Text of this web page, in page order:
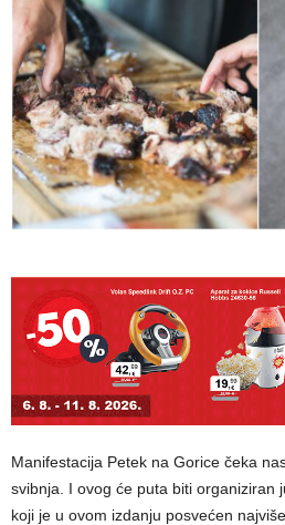
Manifestacija Petek na Gorice čeka
svibnja. I ovog će puta biti organiziran
koji je u ovom izdanju posvećen